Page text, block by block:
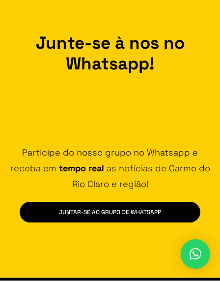
Junte-se à nos no
Whatsapp!
Participe do nosso grupo no Whatsapp e
receba em tempo real as notícias de Carmo do
Rio Claro e região!
JUNTAR-SE AO GRUPO DE WHATSAPP